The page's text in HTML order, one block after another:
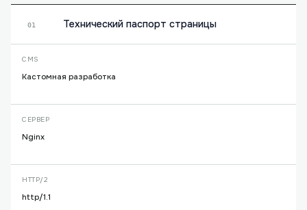
01 Технический паспорт страницы
CMS
Кастомная разработка
СЕРВЕР
Nginx
HTTP/2
http/1.1